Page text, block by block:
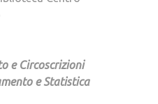
e Circoscrizioni
e Statistica